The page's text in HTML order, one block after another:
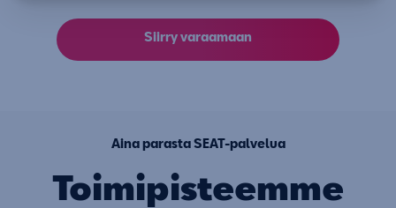
Siirry varaamaan
Aina parasta SEAT-palvelua
Toimipisteemme